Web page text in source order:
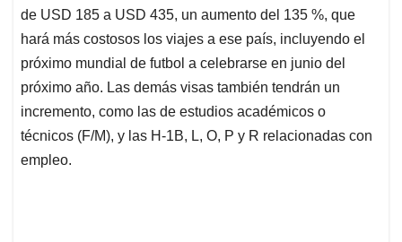
de USD 185 a USD 435, un aumento del 135 %, que
hará más costosos los viajes a ese país, incluyendo el
próximo mundial de futbol a celebrarse en junio del
próximo año. Las demás visas también tendrán un
incremento, como las de estudios académicos o
técnicos (F/M), y las H-1B, L, O, P y R relacionadas con
empleo.